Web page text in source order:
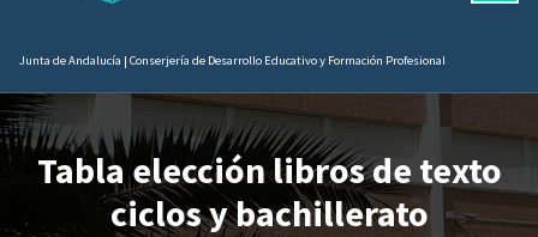
Junta de Andalucía | Conserjería de Desarrollo Educativo y Formación Profesional
Tabla elección libros de texto
ciclos y bachillerato